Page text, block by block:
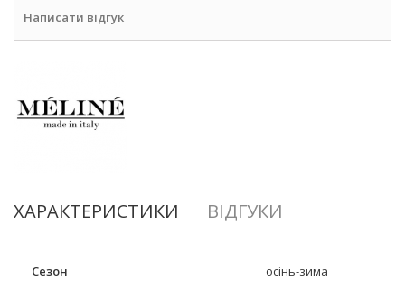
Написати відгук
ХАРАКТЕРИСТИКИ ВІДГУКИ
Сезон осінь-зима